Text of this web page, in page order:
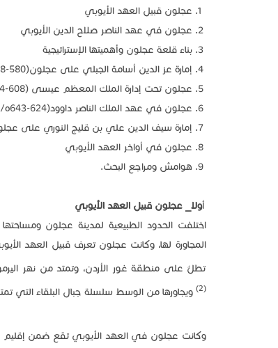
عجلون قبيل العهد الأيوبي
عجلون في عهد الناصر صلاح الدين الأيوبي
بناء قلعة عجلون وأهميتها الإستراتيجية
إمارة عز الدين أسامة الجبلي على عجلون(580-608ه/1184-1211م)
عجلون تحت إدارة الملك المعظم عيسى (608-624ه/ 1211 -1227م)
عجلون في عهد الملك الناصر داوود(624-643ه/1227-1245م)
إمارة سيف الدين علي بن قليج النوري على عجلون(639-643ه/1241-
عجلون في أواخر العهد الأيوبي
هوامش ومراجع البحث.
أولا_ عجلون قبيل العهد الأيوبي
اختلفت الحدود الطبيعية لمدينة عجلون ومساحتها
المجاورة لها، وكانت عجلون تعرف قبيل العهد
تطلُّ على منطقة غور الأردن، وتمتد من نهر
(2) ويجاورها من الوسط سلسلة جبال البلقاء
وكانت عجلون في العهد الأيوبي تقع ضمن إقليم